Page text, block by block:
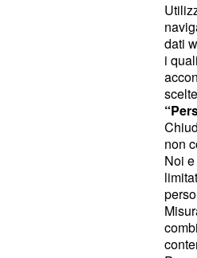
La
però la
testa
sono
ancora
una
93' del
dati
i
non
Noi